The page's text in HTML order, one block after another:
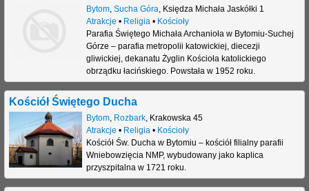
Bytom, Sucha Góra, Księdza Michała Jaskółki 1
Atrakcje • Religia• Kościoły
Parafia Świętego Michała Archanioła w Bytomiu-Suchej
Górze – parafia metropolii katowickiej, diecezji
gliwickiej, dekanatu Żyglin Kościoła katolickiego
obrządku łacińskiego. Powstała w 1952 roku.
Kościół Świętego Ducha
Bytom, Rozbark, Krakowska 45
Atrakcje • Religia• Kościoły
Kościół Św. Ducha w Bytomiu – kościół filialny parafii
Wniebowzięcia NMP, wybudowany jako kaplica
przyszpitalna w 1721 roku.